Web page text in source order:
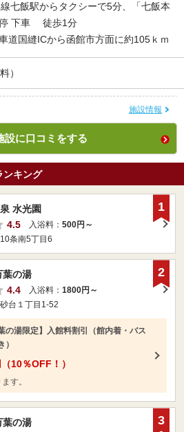
七飯駅からタクシーで5分、「七飯本
下車 徒歩1分
道国縫ICから函館市方面に約105ｋｍ
）
施設情報
設に口コミをする
ンキング
水光園
4.5
入浴料： 500円～
条南5丁目6
1
葉の湯
4.4
入浴料： 1800円～
台１丁目1-52
の湯限定】入館料割引（館内着・バス
10％OFF！）
す。
2
葉の湯
3